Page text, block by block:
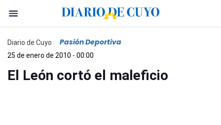
Diario de Cuyo Pasión Deportiva
25 de enero de 2010 - 00:00
El León cortó el maleficio